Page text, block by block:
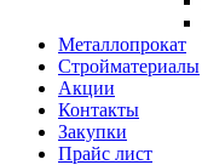
Металлопрокат
Стройматериалы
Акции
Контакты
Закупки
Прайс лист